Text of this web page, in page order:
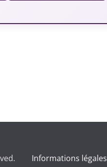
Informations légales